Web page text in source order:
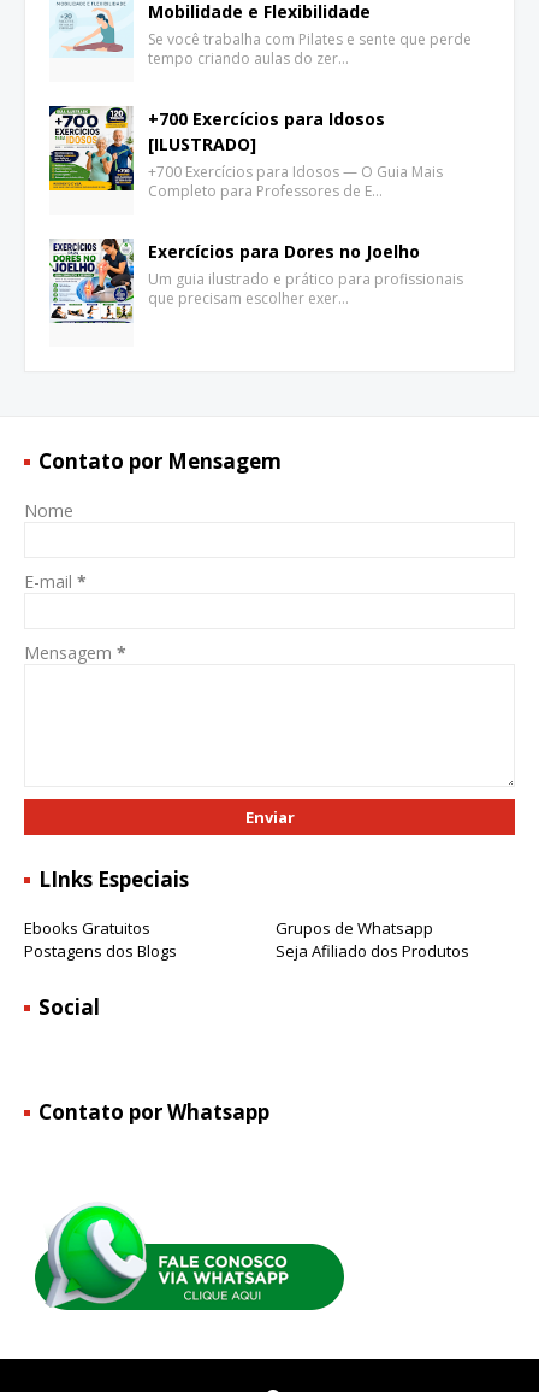
Mobilidade e Flexibilidade
Se você trabalha com Pilates e sente que perde
tempo criando aulas do zer…
+700 Exercícios para Idosos
[ILUSTRADO]
+700 Exercícios para Idosos — O Guia Mais
Completo para Professores de E…
Exercícios para Dores no Joelho
Um guia ilustrado e prático para profissionais
que precisam escolher exer…
Contato por Mensagem
Nome
E-mail *
Mensagem *
LInks Especiais
Ebooks Gratuitos
Grupos de Whatsapp
Postagens dos Blogs
Seja Afiliado dos Produtos
Social
Contato por Whatsapp